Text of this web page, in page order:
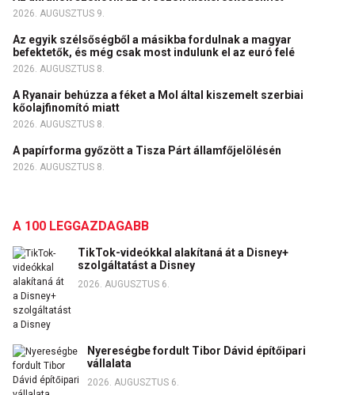
2026. AUGUSZTUS 9.
Az egyik szélsőségből a másikba fordulnak a magyar
befektetők, és még csak most indulunk el az euró felé
2026. AUGUSZTUS 8.
A Ryanair behúzza a féket a Mol által kiszemelt szerbiai
kőolajfinomító miatt
2026. AUGUSZTUS 8.
A papírforma győzött a Tisza Párt államfőjelölésén
2026. AUGUSZTUS 8.
A 100 LEGGAZDAGABB
TikTok-videókkal alakítaná át a Disney+
szolgáltatást a Disney
2026. AUGUSZTUS 6.
Nyereségbe fordult Tibor Dávid építőipari
vállalata
2026. AUGUSZTUS 6.